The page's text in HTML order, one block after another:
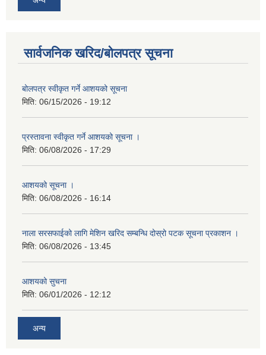
सार्वजनिक खरिद/बोलपत्र सूचना
बोलपत्र स्वीकृत गर्ने आशयको सूचना
मिति: 06/15/2026 - 19:12
प्रस्तावना स्वीकृत गर्ने आशयको सूचना ।
मिति: 06/08/2026 - 17:29
आशयको सूचना ।
मिति: 06/08/2026 - 16:14
नाला सरसफाईको लागि मेशिन खरिद सम्बन्धि दोस्रो पटक सूचना प्रकाशन ।
मिति: 06/08/2026 - 13:45
आशयको सुचना
मिति: 06/01/2026 - 12:12
अन्य